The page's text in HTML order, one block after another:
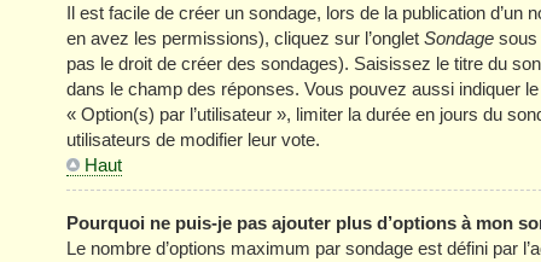
Il est facile de créer un sondage, lors de la publication
en avez les permissions), cliquez sur l’onglet Sondage sous
pas le droit de créer des sondages). Saisissez le titre du
dans le champ des réponses. Vous pouvez aussi indiquer
« Option(s) par l’utilisateur », limiter la durée en jours du
utilisateurs de modifier leur vote.
Haut
Pourquoi ne puis-je pas ajouter plus d’options à mon
Le nombre d’options maximum par sondage est défini par